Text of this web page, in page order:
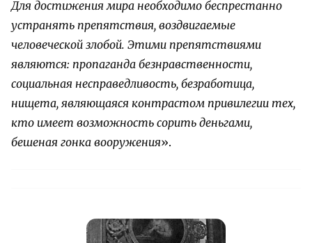
Для достижения мира необходимо беспрестанно
устранять препятствия, воздвигаемые
человеческой злобой. Этими препятствиями
являются: пропаганда безнравственности,
социальная несправедливость, безработица,
нищета, являющаяся контрастом привилегии тех,
кто имеет возможность сорить деньгами,
бешеная гонка вооружения».